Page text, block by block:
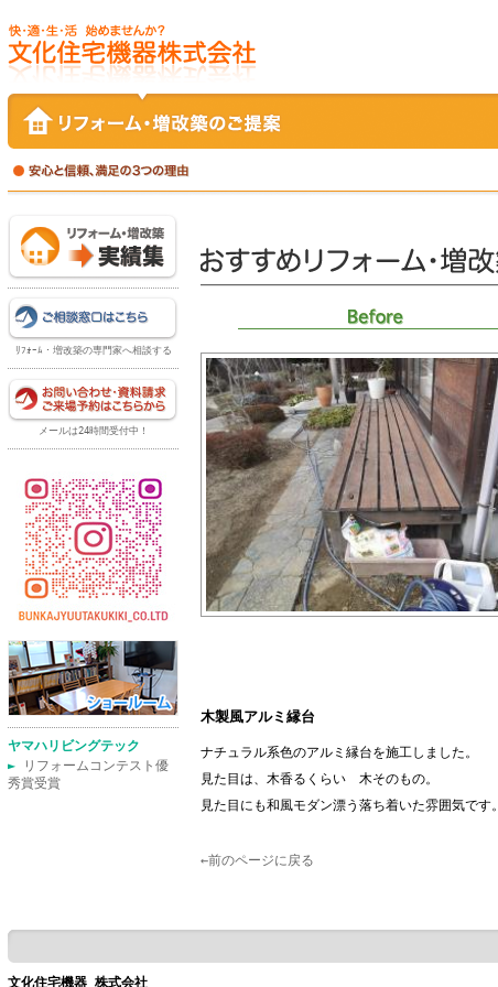
ﾘﾌｫｰﾑ・増改築の専門家へ相談する
メールは24時間受付中！
ヤマハリビングテック
►
リフォームコンテスト優
秀賞受賞
木製風アルミ縁台
ナチュラル系色のアルミ縁台を施工しました。
見た目は、木香るくらい 木そのもの。
見た目にも和風モダン漂う落ち着いた雰囲気です。
←前のページに戻る
文化住宅機器 株式会社